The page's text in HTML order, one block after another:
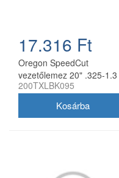
17.316 Ft
Oregon SpeedCut
vezetőlemez 20" .325-1.3
mm 78 szem Husqvarna
200TXLBK095